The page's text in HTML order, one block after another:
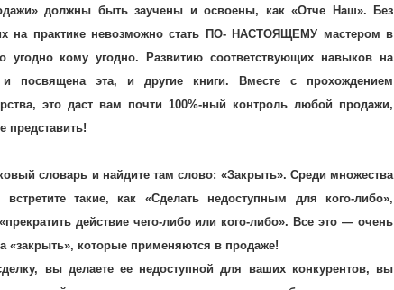
должны быть заучены и освоены, как «Отче Наш». Без
на практике невозможно стать ПО- НАСТОЯЩЕМУ мастером в
угодно кому угодно. Развитию соответствующих навыков на
посвящена эта, и другие книги. Вместе с прохождением
это даст вам почти 100%-ный контроль любой продажи,
представить!
словарь и найдите там слово: «Закрыть». Среди множества
такие, как «Сделать недоступным для кого-либо»,
действие чего-либо или кого-либо». Все это — очень
«закрыть», которые применяются в продаже!
вы делаете ее недоступной для ваших конкурентов, вы